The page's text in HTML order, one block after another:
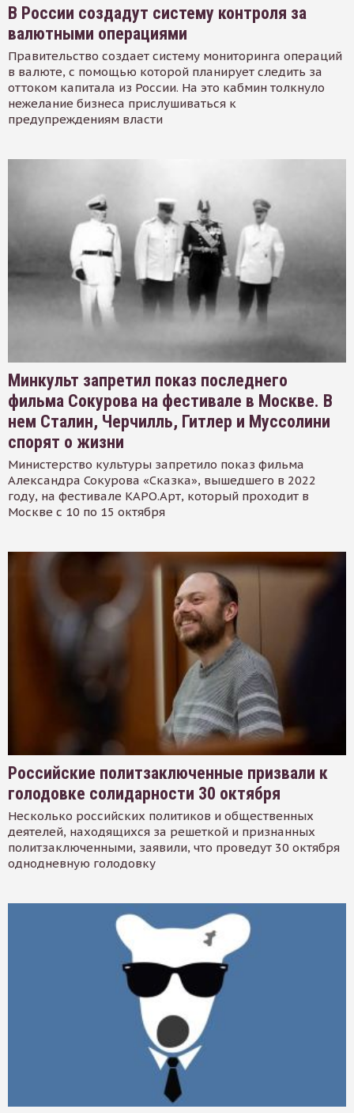
В России создадут систему контроля за
валютными операциями
Правительство создает систему мониторинга операций
в валюте, с помощью которой планирует следить за
оттоком капитала из России. На это кабмин толкнуло
нежелание бизнеса прислушиваться к
предупреждениям власти
Минкульт запретил показ последнего
фильма Сокурова на фестивале в Москве. В
нем Сталин, Черчилль, Гитлер и Муссолини
спорят о жизни
Министерство культуры запретило показ фильма
Александра Сокурова «Сказка», вышедшего в 2022
году, на фестивале КАРО.Арт, который проходит в
Москве с 10 по 15 октября
Российские политзаключенные призвали к
голодовке солидарности 30 октября
Несколько российских политиков и общественных
деятелей, находящихся за решеткой и признанных
политзаключенными, заявили, что проведут 30 октября
однодневную голодовку